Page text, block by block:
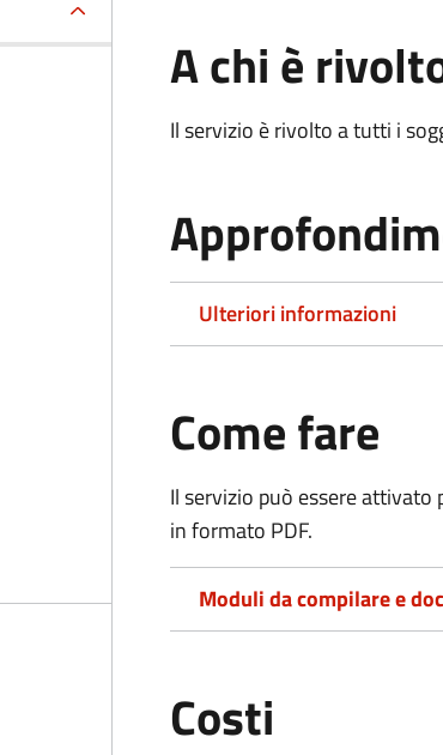
A chi è
Il servizio è rivolto a tutti i
Ulteriori informazioni
Come fare
Il servizio può essere
in formato PDF.
Moduli da compilare e
Costi